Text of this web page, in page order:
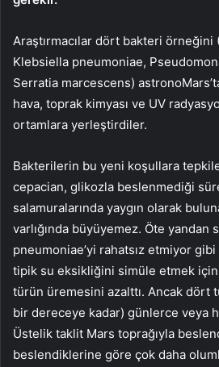
Araştırmacılar dört bakteri
Klebsiella pneumoniae,
Serratia marcescens)
hava, toprak kimyası ve UV
ortamlara yerleştirdiler.
Bakterilerin bu yeni koşullara
cepacian, glikozla beslenmediği
salamuralarında yaygın olarak
varlığında büyüyemez. Öte yandan
pneumoniae’yi rahatsız etmiyor
tipik su eksikliğini simüle etmek
türün üremesini azalttı. Ancak dört
bir dereceye kadar) günlerce veya
Üstelik taklit Mars toprağıyla
beslendiklerine göre çok daha